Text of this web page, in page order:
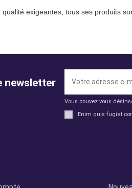
exigeantes, tous ses produits
newsletter
Vous pouvez vous
Enim quis fugiat